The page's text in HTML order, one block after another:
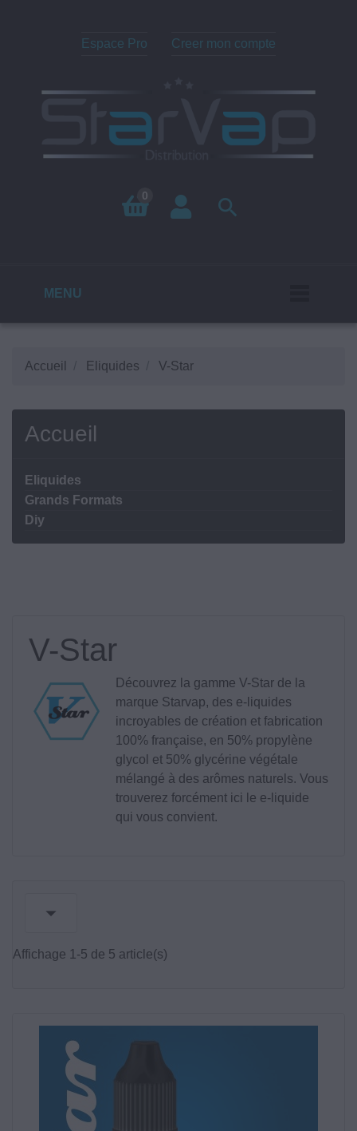
Espace Pro Creer mon compte
0 
MENU
Accueil Eliquides V-Star
Accueil
Eliquides
Grands Formats
Diy
V-Star
Découvrez la gamme V-Star de la
marque Starvap, des e-liquides
incroyables de création et fabrication
100% française, en 50% propylène
glycol et 50% glycérine végétale
mélangé à des arômes naturels. Vous
trouverez forcément ici le e-liquide
qui vous convient.

Affichage 1-5 de 5 article(s)